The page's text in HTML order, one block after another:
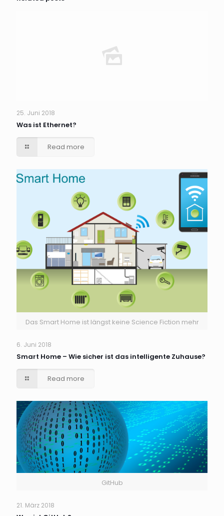
25. Juni 2018
Was ist Ethernet?
Read more
Das Smart Home ist längst keine Science Fiction mehr
6. Juni 2018
Smart Home – Wie sicher ist das intelligente Zuhause?
Read more
GitHub
21. März 2018